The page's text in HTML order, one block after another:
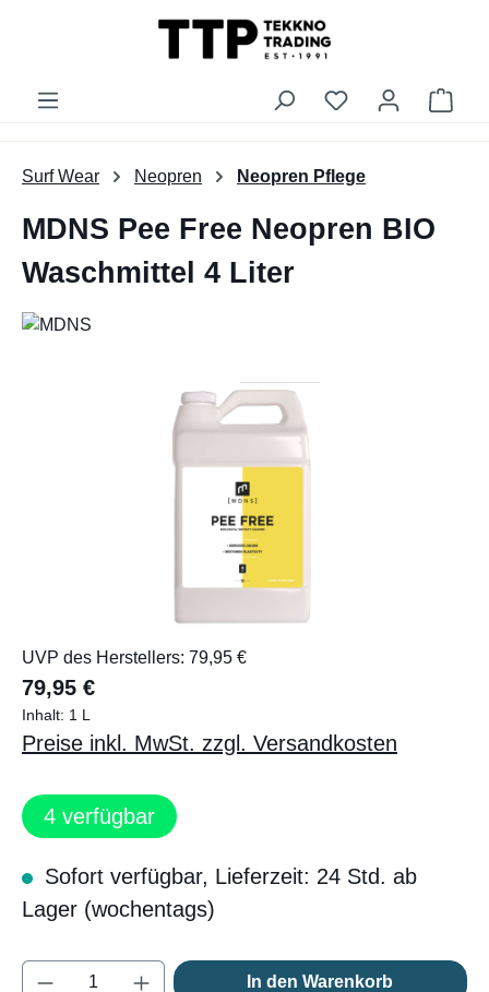
Du hast 0
Surf Wear Neopren Neopren Pflege
MDNS Pee Free Neopren BIO
Waschmittel 4 Liter
Bildergalerie überspringen
UVP des Herstellers: 79,95 €
79,95 €
Inhalt: 1 L
Preise inkl. MwSt. zzgl. Versandkosten
4 verfügbar
Sofort verfügbar, Lieferzeit: 24 Std. ab
Lager (wochentags)
Produkt Anzahl: Gib den gewünschten
In den Warenkorb